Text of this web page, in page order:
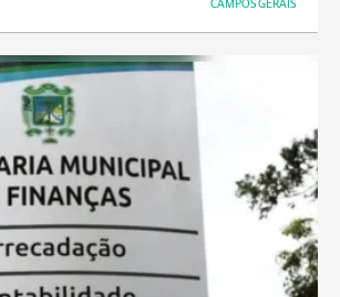
CAMPOS GERAIS